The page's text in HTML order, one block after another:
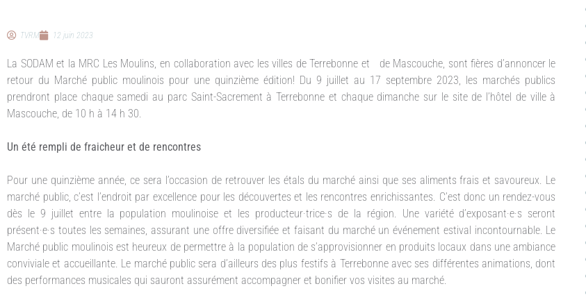
TVRM 12 juin 2023
La SODAM et la MRC Les Moulins, en collaboration avec les villes de Terrebonne et de Mascouche, sont fières d’annoncer le
retour du Marché public moulinois pour une quinzième édition! Du 9 juillet au 17 septembre 2023, les marchés publics
prendront place chaque samedi au parc Saint-Sacrement à Terrebonne et chaque dimanche sur le site de l’hôtel de ville à
Mascouche, de 10 h à 14 h 30.
Un été rempli de fraicheur et de rencontres
Pour une quinzième année, ce sera l’occasion de retrouver les étals du marché ainsi que ses aliments frais et savoureux. Le
marché public, c’est l’endroit par excellence pour les découvertes et les rencontres enrichissantes. C’est donc un rendez-vous
dès le 9 juillet entre la population moulinoise et les producteur·trice·s de la région. Une variété d’exposant·e·s seront
présent·e·s toutes les semaines, assurant une offre diversifiée et faisant du marché un événement estival incontournable. Le
Marché public moulinois est heureux de permettre à la population de s’approvisionner en produits locaux dans une ambiance
conviviale et accueillante. Le marché public sera d’ailleurs des plus festifs à Terrebonne avec ses différentes animations, dont
des performances musicales qui sauront assurément accompagner et bonifier vos visites au marché.